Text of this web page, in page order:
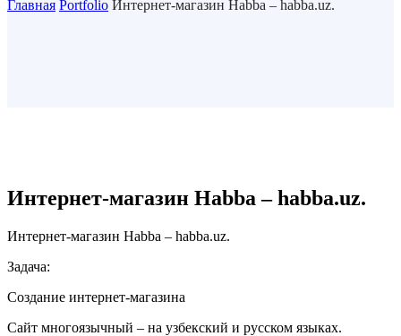
Главная Portfolio Интернет-магазин Habba – habba.uz.
Интернет-магазин Habba – habba.uz.
Интернет-магазин Habba – habba.uz.
Задача:
Создание интернет-магазина
Сайт многоязычный – на узбекский и русском языках.